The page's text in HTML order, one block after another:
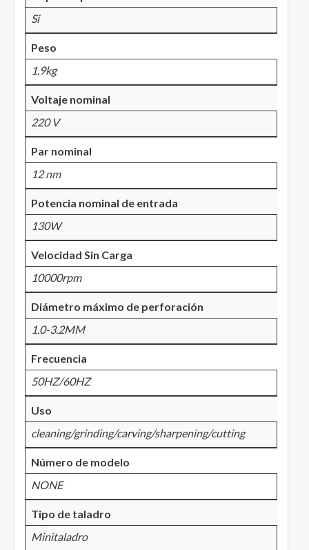
Si
Peso
1.9kg
Voltaje nominal
220 V
Par nominal
12 nm
Potencia nominal de entrada
130W
Velocidad Sin Carga
10000rpm
Diámetro máximo de perforación
1.0-3.2MM
Frecuencia
50HZ/60HZ
Uso
cleaning/grinding/carving/sharpening/cutting
Número de modelo
NONE
Tipo de taladro
Minitaladro